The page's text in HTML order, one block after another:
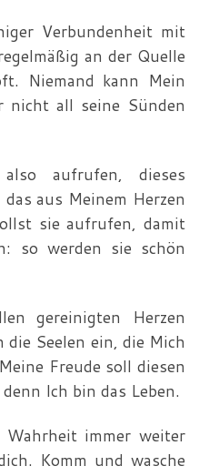
Verbundenheit mit
an der Quelle
Niemand kann Mein
all seine Sünden
aufrufen, dieses
aus Meinem Herzen
sie aufrufen, damit
so werden sie schön
gereinigten Herzen
Seelen ein, die Mich
Freude soll diesen
Ich bin das Leben.
immer weiter
Komm und wasche